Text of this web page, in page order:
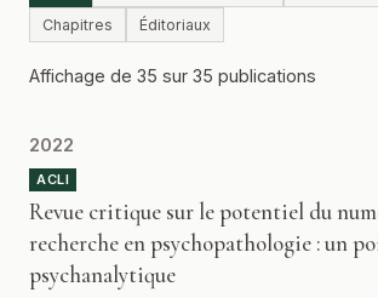
Chapitres
Éditoriaux
Affichage de 35 sur 35 publications
2022
ACLI
Revue critique sur le potentiel du
recherche en psychopathologie : un
psychanalytique